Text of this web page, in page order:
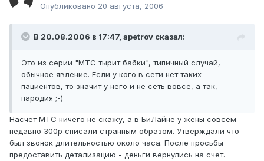
Опубликовано 20 августа, 2006
В 20.08.2006 в 17:47, apetrov сказал:
Это из серии "МТС тырит бабки", типичный случай,
обычное явление. Если у кого в сети нет таких
пациентов, то значит у него и не сеть вовсе, а так,
пародия ;-)
Насчет МТС ничего не скажу, а в БиЛайне у жены совсем
недавно 300р списали странным образом. Утверждали что
был звонок длительностью около часа. После просьбы
предоставить детализацию - деньги вернулись на счет.